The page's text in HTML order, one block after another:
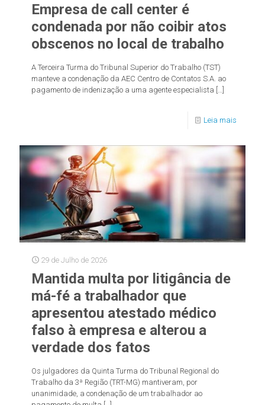
Empresa de call center é
condenada por não coibir atos
obscenos no local de trabalho
A Terceira Turma do Tribunal Superior do Trabalho (TST)
manteve a condenação da AEC Centro de Contatos S.A. ao
pagamento de indenização a uma agente especialista
Leia mais
29 de Julho de 2026
Mantida multa por litigância de
má-fé a trabalhador que
apresentou atestado médico
falso à empresa e alterou a
verdade dos fatos
Os julgadores da Quinta Turma do Tribunal Regional do
Trabalho da 3ª Região (TRT-MG) mantiveram, por
unanimidade, a condenação de um trabalhador ao